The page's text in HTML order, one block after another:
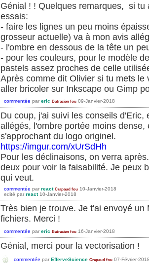
Génial ! ! Quelques remarques, si tu
essais:
- faire les lignes un peu moins
grosseur actuelle) va à mon avis
- l'ombre en dessous de la tête un
- pour les couleurs, pour le modèle
pastels assez proches de celle
Après comme dit Olivier si tu mets
aller bricoler sur Inkscape ou Gimp
commentée par eric Batracien fou 09-Janvier-2018
Du coup, j'ai suivi les conseils
allégés, l'ombre portée moins
s'approchant du logo originel.
https://imgur.com/xUrSdHh
Pour les déclinaisons, on verra
deux pour voir la faisabilité. Je peux
qui veut.
commentée par react Crapaud fou 10-Janvier-2018
edité par react 10-Janvier-2018
Très bien je trouve. Je t'ai envoyé un
fichiers. Merci !
commentée par eric Batracien fou 16-Janvier-2018
Génial, merci pour la vectorisation !
commentée par EfferveScience Crapaud fou 07-Février-